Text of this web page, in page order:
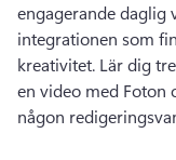
engagerande daglig
integrationen som
kreativitet. Lär dig
en video med Foton
någon